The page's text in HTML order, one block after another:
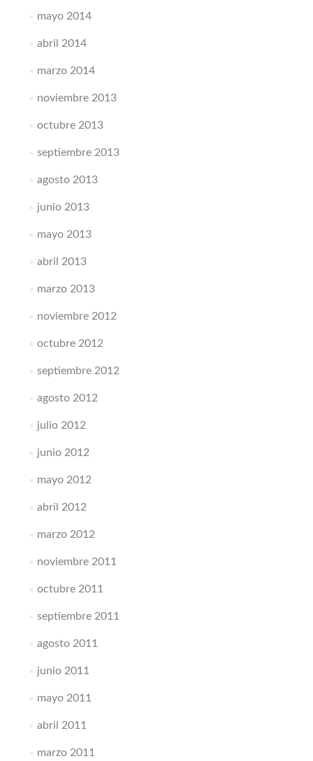
mayo 2014
abril 2014
marzo 2014
noviembre 2013
octubre 2013
septiembre 2013
agosto 2013
junio 2013
mayo 2013
abril 2013
marzo 2013
noviembre 2012
octubre 2012
septiembre 2012
agosto 2012
julio 2012
junio 2012
mayo 2012
abril 2012
marzo 2012
noviembre 2011
octubre 2011
septiembre 2011
agosto 2011
junio 2011
mayo 2011
abril 2011
marzo 2011